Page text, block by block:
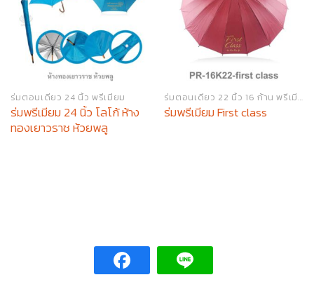
ร่มตอนเดียว 24 นิ้ว พรีเมียม
ร่มพรีเมียม 24 นิ้ว โลโก้ ห้าง
ทองเยาวราช ห้วยพลู
ร่มตอนเดียว 22 นิ้ว 16 ก้าน พรีเมียม
ร่มพรีเมียม First class